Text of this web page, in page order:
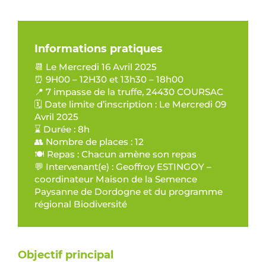
Informations pratiques
📆 Le Mercredi 16 Avril 2025
⏰ 9H00 – 12H30 et 13h30 – 18h00
📍 7 impasse de la truffe, 24430 COURSAC
🗓️ Date limite d’inscription : Le Mercredi 09
Avril 2025
⌛ Durée : 8h
👥 Nombre de places : 12
🍽️ Repas : Chacun amène son repas
💬 Intervenant(e) : Geoffroy ESTINGOY –
coordinateur Maison de la Semence
Paysanne de Dordogne et du programme
régional Biodiversité
Objectif principal